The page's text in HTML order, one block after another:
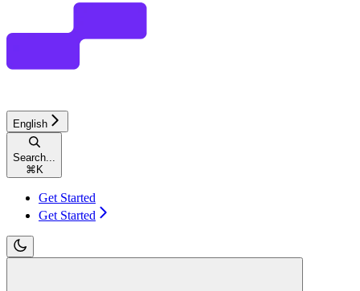
English
Search...
⌘ K
Get Started
Get Started